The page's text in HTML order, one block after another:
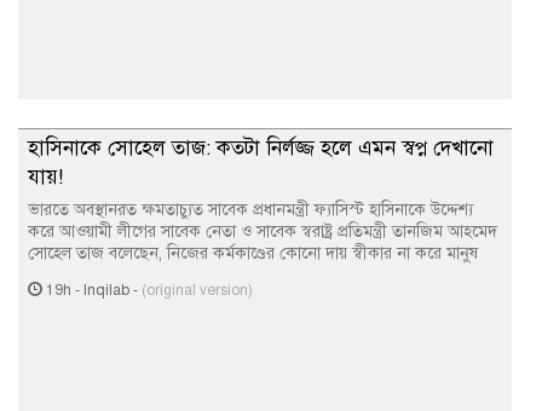
হাসিনাকে সোহেল তাজ: কতটা নির্লজ্জ হলে এমন স্বপ্ন দেখানো
যায়!
ভারতে অবস্থানরত ক্ষমতাচ্যুত সাবেক প্রধানমন্ত্রী ফ্যাসিস্ট হাসিনাকে উদ্দেশ্য
করে আওয়ামী লীগের সাবেক নেতা ও সাবেক স্বরাষ্ট্র প্রতিমন্ত্রী তানজিম আহমেদ
সোহেল তাজ বলেছেন, নিজের কর্মকাণ্ডের কোনো দায় স্বীকার না করে মানুষ
19h - Inqilab - (original version)